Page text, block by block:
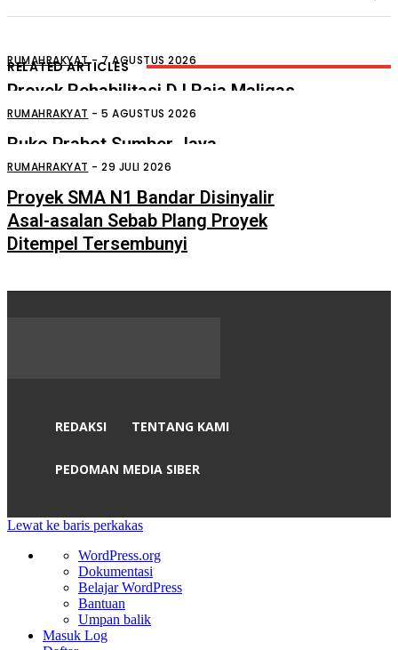
RELATED ARTICLES
RUMAHRAKYAT - 7 AGUSTUS 2026
Proyek Rehabilitasi D.I Raja Maligas
Diduga Asal Jadi
RUMAHRAKYAT - 5 AGUSTUS 2026
Ruko Prabot Sumber Jaya
Perdagangan Terbakar
RUMAHRAKYAT - 29 JULI 2026
Proyek SMA N1 Bandar Disinyalir
Asal-asalan Sebab Plang Proyek
Ditempel Tersembunyi
REDAKSI TENTANG KAMI
PEDOMAN MEDIA SIBER
Lewat ke baris perkakas
Tentang
WordPress
WordPress.org
Dokumentasi
Belajar WordPress
Bantuan
Umpan balik
Masuk Log